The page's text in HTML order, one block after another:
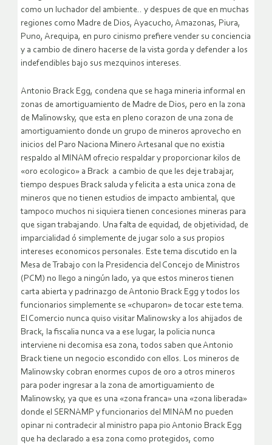
como un luchador del ambiente.. y despues de que en muchas
regiones como Madre de Dios, Ayacucho, Amazonas, Piura,
Puno, Arequipa, en puro cinismo prefiere vender su conciencia
y a cambio de dinero hacerse de la vista gorda y defender a los
indefendibles bajo sus mezquinos intereses.
Antonio Brack Egg, condena que se haga mineria informal en
zonas de amortiguamiento de Madre de Dios, pero en la zona
de Malinowsky, que esta en pleno corazon de una zona de
amortiguamiento donde un grupo de mineros aprovecho en
inicios del Paro Naciona Minero Artesanal que no existia
respaldo al MINAM ofrecio respaldar y proporcionar kilos de
«oro ecologico» a Brack a cambio de que les deje trabajar,
tiempo despues Brack saluda y felicita a esta unica zona de
mineros que no tienen estudios de impacto ambiental, que
tampoco muchos ni siquiera tienen concesiones mineras para
que sigan trabajando. Una falta de equidad, de objetividad, de
imparcialidad ó simplemente de jugar solo a sus propios
intereses economicos personales. Este tema discutido en la
Mesa de Trabajo con la Presidencia del Concejo de Ministros
(PCM) no llego a ningún lado, ya que estos mineros tienen
carta abierta y padrinazgo de Antonio Brack Egg y todos los
funcionarios simplemente se «chuparon» de tocar este tema.
El Comercio nunca quiso visitar Malinowsky a los ahijados de
Brack, la fiscalia nunca va a ese lugar, la policia nunca
interviene ni decomisa esa zona, todos saben que Antonio
Brack tiene un negocio escondido con ellos. Los mineros de
Malinowsky cobran enormes cupos de oro a otros mineros
para poder ingresar a la zona de amortiguamiento de
Malinowsky, ya que es una «zona franca» una «zona liberada»
donde el SERNAMP y funcionarios del MINAM no pueden
opinar ni contradecir al ministro papa pio Antonio Brack Egg
que ha declarado a esa zona como protegidos, como